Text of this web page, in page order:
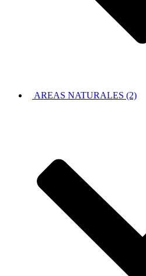
AREAS NATURALES (2)